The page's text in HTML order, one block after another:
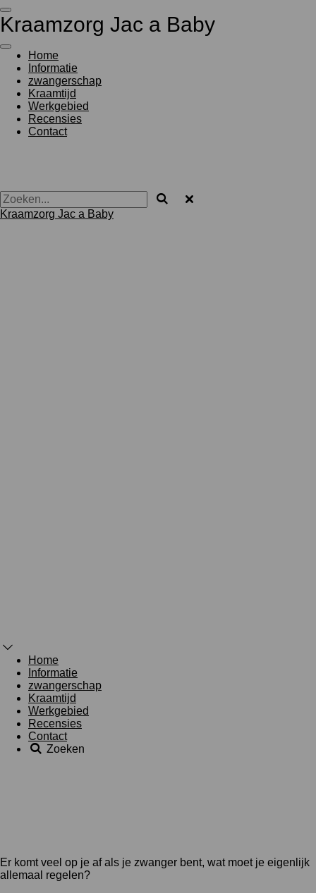
Ga
direct
de
hoofdinhoud
Kraamzorg Jac a Baby
Home
Informatie
zwangerschap
Kraamtijd
Werkgebied
Recensies
Contact
Kraamzorg Jac a Baby
Home
Informatie
zwangerschap
Kraamtijd
Werkgebied
Recensies
Contact
Zoeken
Er komt veel op je af als je zwanger bent, wat moet je eigenlijk
allemaal regelen?